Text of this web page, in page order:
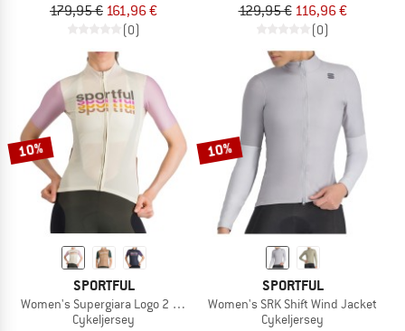
179,95 € 161,96 €
(0)
129,95 € 116,96 €
(0)
10%
SPORTFUL
Women's Supergiara Logo 2 Jersey
Cykeljersey
10%
SPORTFUL
Women's SRK Shift Wind Jacket
Cykeljersey